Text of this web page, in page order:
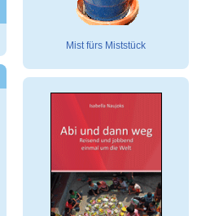
Mist fürs Miststück